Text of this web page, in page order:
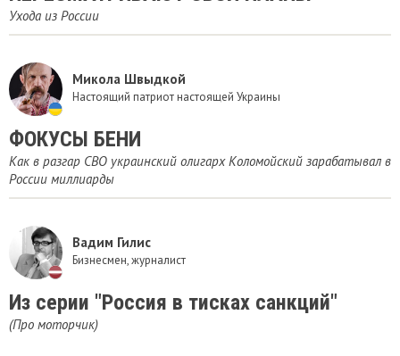
Ухода из России
Микола Швыдкой
Настоящий патриот настоящей Украины
ФОКУСЫ БЕНИ
Как в разгар СВО украинский олигарх Коломойский зарабатывал в
России миллиарды
Вадим Гилис
Бизнесмен, журналист
Из серии "Россия в тисках санкций"
(Про моторчик)